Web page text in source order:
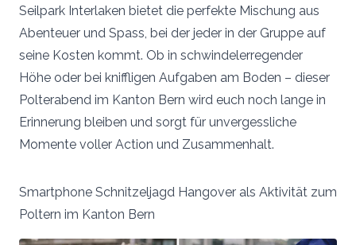
Seilpark Interlaken bietet die perfekte Mischung aus
Abenteuer und Spass, bei der jeder in der Gruppe auf
seine Kosten kommt. Ob in schwindelerregender
Höhe oder bei kniffligen Aufgaben am Boden – dieser
Polterabend im Kanton Bern wird euch noch lange in
Erinnerung bleiben und sorgt für unvergessliche
Momente voller Action und Zusammenhalt.
Smartphone Schnitzeljagd Hangover als Aktivität zum
Poltern im Kanton Bern